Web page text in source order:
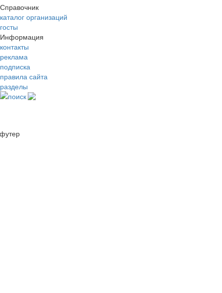
Справочник
каталог организаций
госты
Информация
контакты
реклама
подписка
правила сайта
разделы
поиск
футер